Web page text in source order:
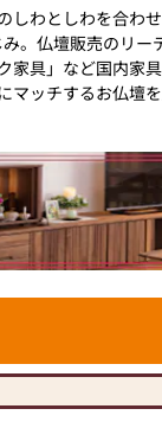
談や商品のご注文
」とお伝えくださ
わの専門スタッフ
す)
せがわよりお客様
具をお探しでしたら
い。当店は幅広い品
えしています。
な種類がございま
ご要望に合わせて
、仏像の種類も豊富
いただける仏壇を
も充実しておりま
お仏壇のセットや
しわとしわを合わ
。仏壇販売のリー
家具」など国内家
マッチするお仏壇
以上のスケールメ
切・丁寧な説明と対
3,000基のお墓を
、さまざまな供養
ます。ご自身、ご
や、お困りのこと
談ください。店内
お念珠等、豊富に
み合わせの中から